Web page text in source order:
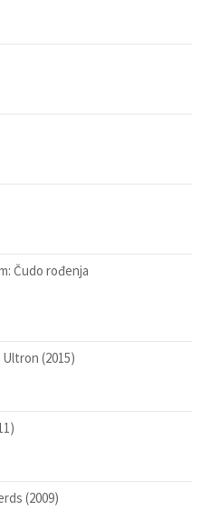
Čudo rođenja
(2015)
(2009)